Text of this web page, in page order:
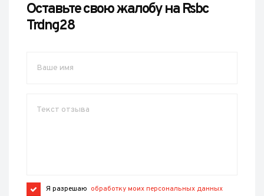
Оставьте свою жалобу на Rsbc
Trdng28
Я разрешаю обработку моих персональных данных